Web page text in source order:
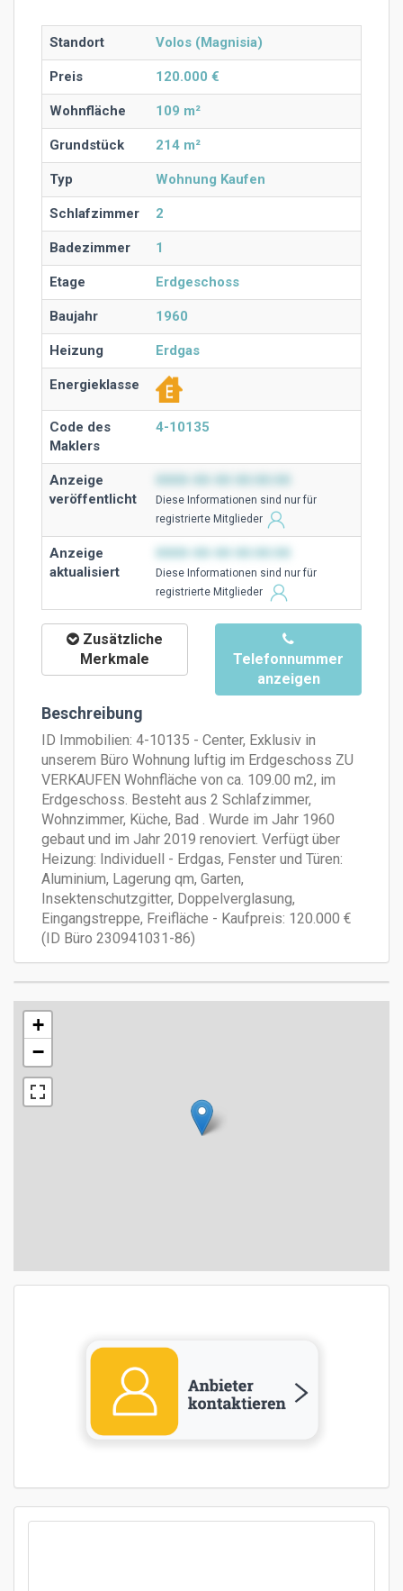
Standort Volos (Magnisia)
Preis 120.000 €
Wohnfläche 109 m²
Grundstück 214 m²
Typ Wohnung Kaufen
Schlafzimmer 2
Badezimmer 1
Etage Erdgeschoss
Baujahr 1960
Heizung Erdgas
Energieklasse
Code des
Maklers
4-10135
Anzeige
veröffentlicht
Diese Ιnformationen sind nur für
registrierte Mitglieder
Anzeige
aktualisiert
Diese Ιnformationen sind nur für
registrierte Mitglieder
Zusätzliche
Merkmale
Telefonnummer
anzeigen
Beschreibung
ID Immobilien: 4-10135 - Center, Exklusiv in
unserem Büro Wohnung luftig im Erdgeschoss ZU
VERKAUFEN Wohnfläche von ca. 109.00 m2, im
Erdgeschoss. Besteht aus 2 Schlafzimmer,
Wohnzimmer, Küche, Bad . Wurde im Jahr 1960
gebaut und im Jahr 2019 renoviert. Verfügt über
Heizung: Individuell - Erdgas, Fenster und Türen:
Aluminium, Lagerung qm, Garten,
Insektenschutzgitter, Doppelverglasung,
Eingangstreppe, Freifläche - Kaufpreis: 120.000 €
(ID Büro 230941031-86)
+
−